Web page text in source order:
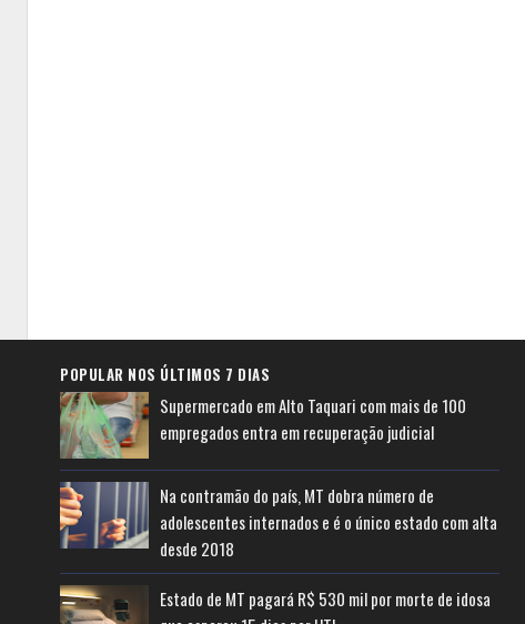
POPULAR NOS ÚLTIMOS 7 DIAS
Supermercado em Alto Taquari com mais de 100
empregados entra em recuperação judicial
Na contramão do país, MT dobra número de
adolescentes internados e é o único estado com alta
desde 2018
Estado de MT pagará R$ 530 mil por morte de idosa